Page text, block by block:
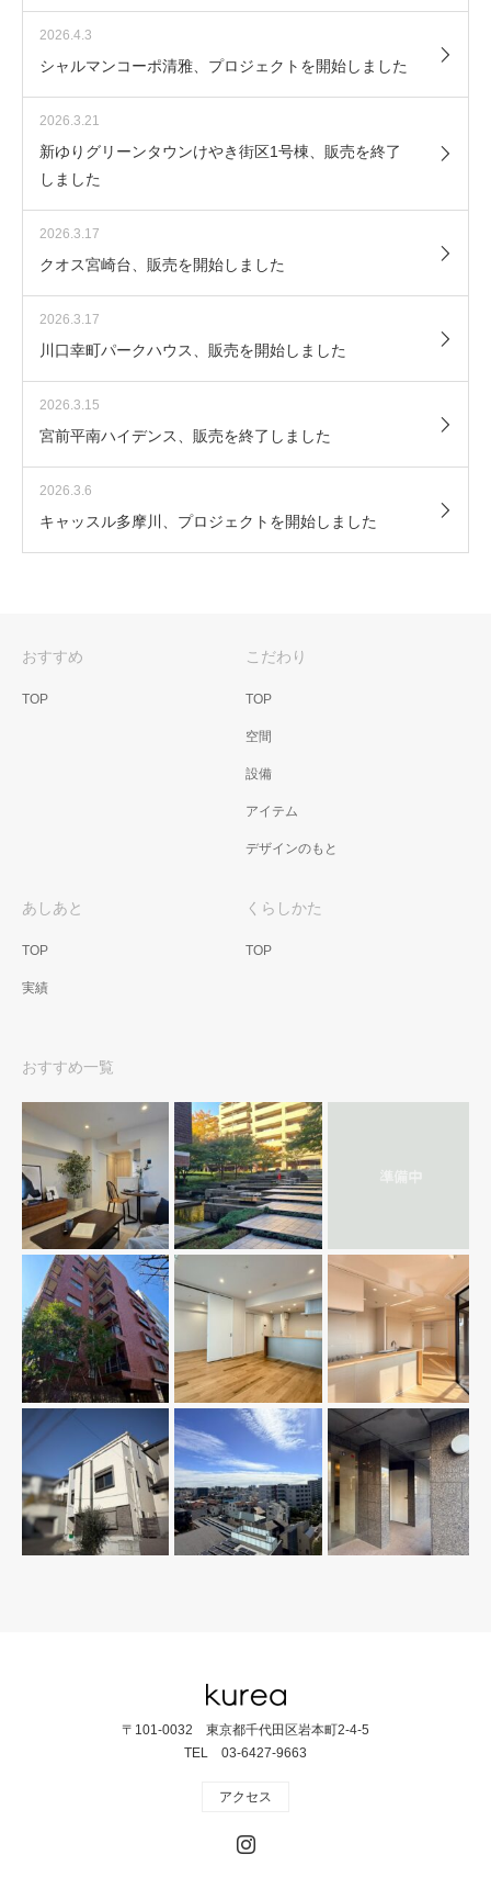
2026.4.3
シャルマンコーポ清雅、プロジェクトを開始しました
2026.3.21
新ゆりグリーンタウンけやき街区1号棟、販売を終了
しました
2026.3.17
クオス宮崎台、販売を開始しました
2026.3.17
川口幸町パークハウス、販売を開始しました
2026.3.15
宮前平南ハイデンス、販売を終了しました
2026.3.6
キャッスル多摩川、プロジェクトを開始しました
おすすめ
TOP
こだわり
TOP
空間
設備
アイテム
デザインのもと
あしあと
TOP
実績
くらしかた
TOP
おすすめ一覧
〒101-0032 東京都千代田区岩本町2-4-5
TEL 03-6427-9663
アクセス